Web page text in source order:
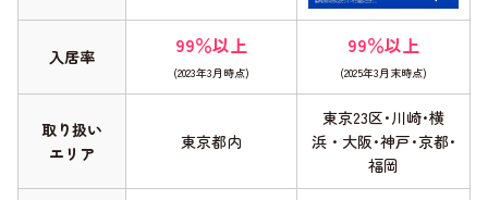
入居率 99％以上
(2023年3月時点)
99％以上
(2025年3月末時点)
取り扱い
エリア
東京都内
東京23区･川崎･横
浜・大阪･神戸･京都･
福岡